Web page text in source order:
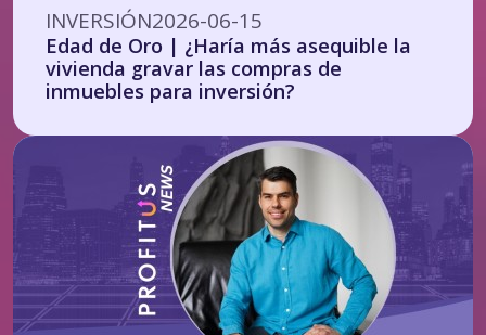
INVERSIÓN2026-06-15
Edad de Oro | ¿Haría más asequible la
vivienda gravar las compras de
inmuebles para inversión?